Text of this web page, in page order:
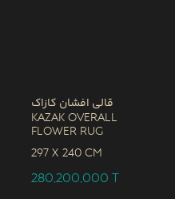
قالی افشان کازاک
Kazak Overall
Flower Rug
297 x 240 CM
280,200,000T